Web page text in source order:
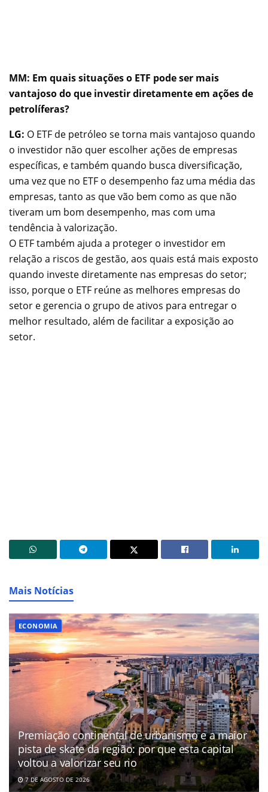
MM: Em quais situações o ETF pode ser mais
vantajoso do que investir diretamente em ações de
petrolíferas?
LG: O ETF de petróleo se torna mais vantajoso quando
o investidor não quer escolher ações de empresas
específicas, e também quando busca diversificação,
uma vez que no ETF o desempenho faz uma média das
empresas, tanto as que vão bem como as que não
tiveram um bom desempenho, mas com uma
tendência à valorização.
O ETF também ajuda a proteger o investidor em
relação a riscos de gestão, aos quais está mais exposto
quando investe diretamente nas empresas do setor;
isso, porque o ETF reúne as melhores empresas do
setor e gerencia o grupo de ativos para entregar o
melhor resultado, além de facilitar a exposição ao
setor.
Mais Notícias
ECONOMIA
Premiação continental de urbanismo e a maior
pista de skate da região: por que esta capital
voltou a valorizar seu rio
7 DE AGOSTO DE 2026